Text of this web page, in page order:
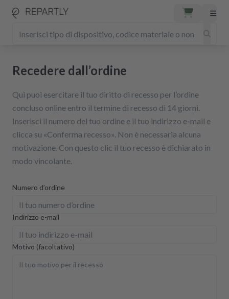
Recedere dall’ordine
Qui puoi esercitare il tuo diritto di recesso per l’ordine
concluso online entro il termine di recesso di 14 giorni.
Inserisci il numero del tuo ordine e il tuo indirizzo e-mail e
clicca su «Conferma recesso». Non è necessaria alcuna
motivazione. Con questo clic il tuo recesso è dichiarato in
modo vincolante.
Numero d’ordine
Indirizzo e-mail
Motivo (facoltativo)